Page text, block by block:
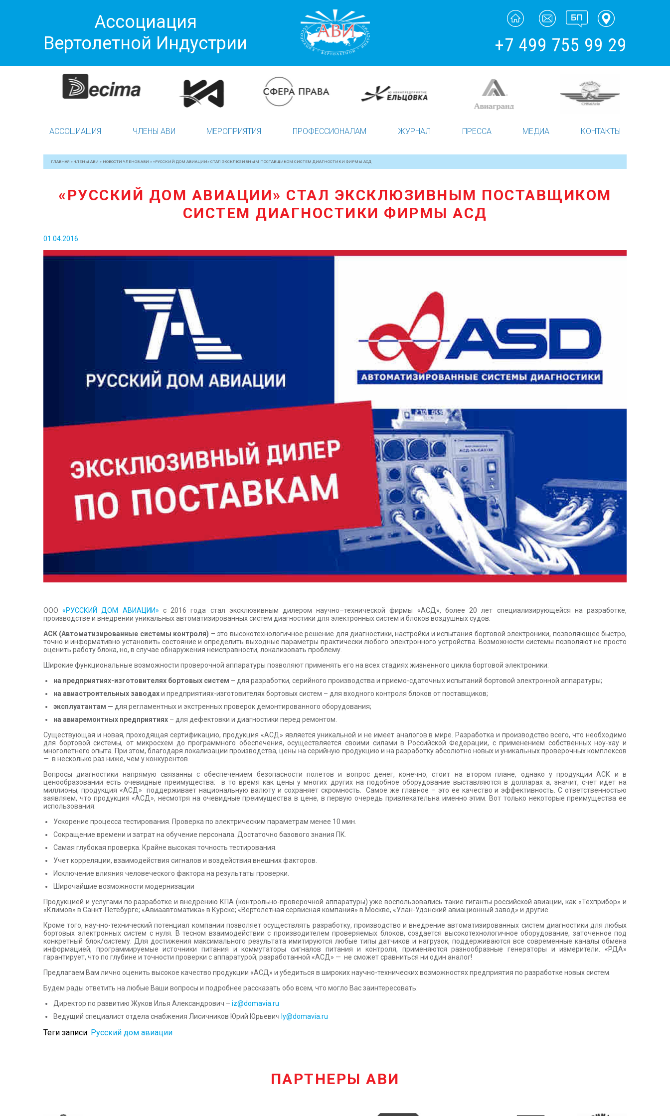
Ассоциация
Вертолетной Индустрии
+7 499 755 99 29
АССОЦИАЦИЯ ЧЛЕНЫ АВИ МЕРОПРИЯТИЯ ПРОФЕССИОНАЛАМ ЖУРНАЛ ПРЕССА МЕДИА КОНТАКТЫ
ГЛАВНАЯ » ЧЛЕНЫ АВИ » НОВОСТИ ЧЛЕНОВ АВИ » «РУССКИЙ ДОМ АВИАЦИИ» СТАЛ ЭКСКЛЮЗИВНЫМ ПОСТАВЩИКОМ СИСТЕМ ДИАГНОСТИКИ ФИРМЫ АСД
«РУССКИЙ ДОМ АВИАЦИИ» СТАЛ ЭКСКЛЮЗИВНЫМ ПОСТАВЩИКОМ
СИСТЕМ ДИАГНОСТИКИ ФИРМЫ АСД
01.04.2016
ООО«РУССКИЙ ДОМ АВИАЦИИ» с 2016 года стал эксклюзивным дилером научно–технической фирмы «АСД», более 20 лет специализирующейся на разработке,
производстве и внедрении уникальных автоматизированных систем диагностики для электронных систем и блоков воздушных судов.
АСК (Автоматизированные системы контроля) – это высокотехнологичное решение для диагностики, настройки и испытания бортовой электроники, позволяющее быстро,
точно и информативно установить состояние и определить выходные параметры практически любого электронного устройства. Возможности системы позволяют не просто
оценить работу блока, но, в случае обнаружения неисправности, локализовать проблему.
Широкие функциональные возможности проверочной аппаратуры позволяют применять его на всех стадиях жизненного цикла бортовой электроники:
на предприятиях-изготовителях бортовых систем – для разработки, серийного производства и приемо-сдаточных испытаний бортовой электронной аппаратуры;
на авиастроительных заводахи предприятиях-изготовителях бортовых систем – для входного контроля блоков от поставщиков;
эксплуатантам — для регламентных и экстренных проверок демонтированного оборудования;
на авиаремонтных предприятиях – для дефектовки и диагностики перед ремонтом.
Существующая и новая, проходящая сертификацию, продукция «АСД» является уникальной и не имеет аналогов в мире. Разработка и производство всего, что необходимо
для бортовой системы, от микросхем до программного обеспечения, осуществляется своими силами в Российской Федерации, с применением собственных ноу-хау и
многолетнего опыта. При этом, благодаря локализации производства, цены на серийную продукцию и на разработку абсолютно новых и уникальных проверочных комплексов
— в несколько раз ниже, чем у конкурентов.
Вопросы диагностики напрямую связанны с обеспечением безопасности полетов и вопрос денег, конечно, стоит на втором плане, однако у продукции АСК и в
ценообразовании есть очевидные преимущества: в то время как цены у многих других на подобное оборудование выставляются в долларах а, значит, счет идет на
миллионы, продукция «АСД» поддерживает национальную валюту и сохраняет скромность. Самое же главное – это ее качество и эффективность. С ответственностью
заявляем, что продукция «АСД», несмотря на очевидные преимущества в цене, в первую очередь привлекательна именно этим. Вот только некоторые преимущества ее
использования:
Ускорение процесса тестирования. Проверка по электрическим параметрам менее 10 мин.
Сокращение времени и затрат на обучение персонала. Достаточно базового знания ПК.
Самая глубокая проверка. Крайне высокая точность тестирования.
Учет корреляции, взаимодействия сигналов и воздействия внешних факторов.
Исключение влияния человеческого фактора на результаты проверки.
Широчайшие возможности модернизации
Продукцией и услугами по разработке и внедрению КПА (контрольно-проверочной аппаратуры) уже воспользовались такие гиганты российской авиации, как «Техприбор» и
«Климов» в Санкт-Петебурге; «Авиаавтоматика» в Курске; «Вертолетная сервисная компания» в Москве, «Улан-Удэнский авиационный завод» и другие.
Кроме того, научно-технический потенциал компании позволяет осуществлять разработку, производство и внедрение автоматизированных систем диагностики для любых
бортовых электронных систем с нуля. В тесном взаимодействии с производителем проверяемых блоков, создается высокотехнологичное оборудование, заточенное под
конкретный блок/систему. Для достижения максимального результата имитируются любые типы датчиков и нагрузок, поддерживаются все современные каналы обмена
информацией, программируемые источники питания и коммутаторы сигналов питания и контроля, применяются разнообразные генераторы и измерители. «РДА»
гарантирует, что по глубине и точности проверки с аппаратурой, разработанной «АСД» — не сможет сравниться ни один аналог!
Предлагаем Вам лично оценить высокое качество продукции «АСД» и убедиться в широких научно-технических возможностях предприятия по разработке новых систем.
Будем рады ответить на любые Ваши вопросы и подробнее рассказать обо всем, что могло Вас заинтересовать:
Директор по развитию Жуков Илья Александрович – iz@domavia.ru
Ведущий специалист отдела снабжения Лисичников Юрий Юрьевич ly@domavia.ru
Теги записи: Русский дом авиации
ПАРТНЕРЫ АВИ